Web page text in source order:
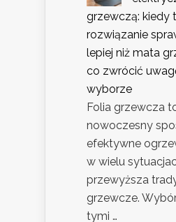
grzewczą: kiedy
rozwiązanie
lepiej niż mata
co zwrócić
wyborze
Folia grzewcza
nowoczesny
efektywne
w wielu
przewyższa
grzewcze.
tymi …